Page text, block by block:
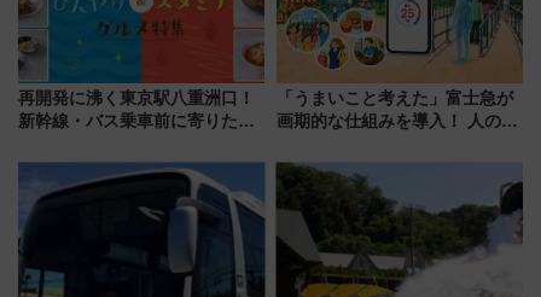
再開発に沸く東京駅八重洲口！
新幹線・バス乗車前に寄りたい
やり＆スタミナグルメ」6選【新
店舗も！】
「うまいこと考えた」富士急が
画期的な仕組みを導入！ 人のか
ん」始動